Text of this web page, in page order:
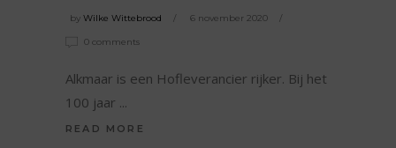
by Wilke Wittebrood 6 november 2020
0 comments
Alkmaar is een Hofleverancier rijker. Bij het
100 jaar
READ MORE